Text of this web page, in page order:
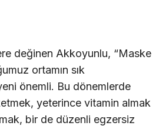
değinen Akkoyunlu, “Maske
ortamın sık
önemli. Bu dönemlerde
yeterince vitamin almak
bir de düzenli egzersiz